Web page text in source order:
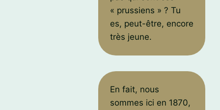
« prussiens » ? Tu
es, peut-être, encore
très jeune.
En fait, nous
sommes ici en 1870,